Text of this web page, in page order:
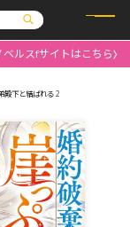
プ広報室
はこちら
ベルスfサイトはこちら
殿下と結ばれる 2